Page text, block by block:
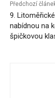
Předchozí
9.
nabídnou na
špičkovou